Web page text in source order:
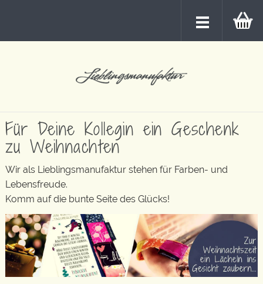
Für Deine Kollegin ein Geschenk
zu Weihnachten
Wir als Lieblingsmanufaktur stehen für Farben- und
Lebensfreude.
Komm auf die bunte Seite des Glücks!